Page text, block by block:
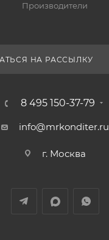
Производители
НА РАССЫЛКУ
8 495 150-37-79
info@mrkonditer.ru
г. Москва